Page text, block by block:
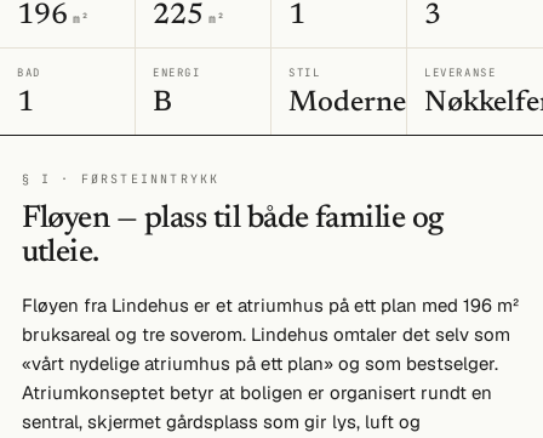
196 m² 225 m² 1 3
BAD
1
ENERGI
B
STIL
Moderne
LEVERANSE
§ I · FØRSTEINNTRYKK
Fløyen — plass til både familie og
utleie.
Fløyen fra Lindehus er et atriumhus på ett plan med 196 m²
bruksareal og tre soverom. Lindehus omtaler det selv som
«vårt nydelige atriumhus på ett plan» og som bestselger.
Atriumkonseptet betyr at boligen er organisert rundt en
sentral, skjermet gårdsplass som gir lys, luft og